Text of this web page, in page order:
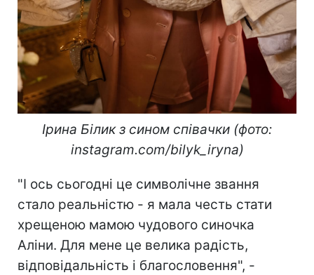
Ірина Білик з сином співачки (фото:
instagram.com/bilyk_iryna)
"І ось сьогодні це символічне звання
стало реальністю - я мала честь стати
хрещеною мамою чудового синочка
Аліни. Для мене це велика радість,
відповідальність і благословення", -